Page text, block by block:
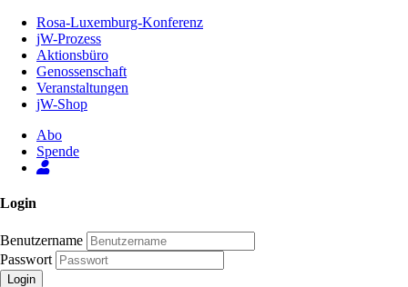
Inhalt
Seite
Rosa-Luxemburg-Konferenz
jW-Prozess
Aktionsbüro
Genossenschaft
Veranstaltungen
jW-Shop
Abo
Spende
Login
Benutzername
Passwort
Login